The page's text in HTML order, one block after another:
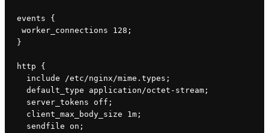
events {
worker_connections 128;
}
http {
  include /etc/nginx/mime.types;
  default_type application/octet-stream;
  server_tokens off;
  client_max_body_size 1m;
  sendfile on;